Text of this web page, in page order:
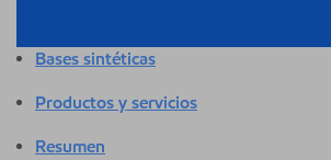
Bases sintéticas
Productos y servicios
Resumen